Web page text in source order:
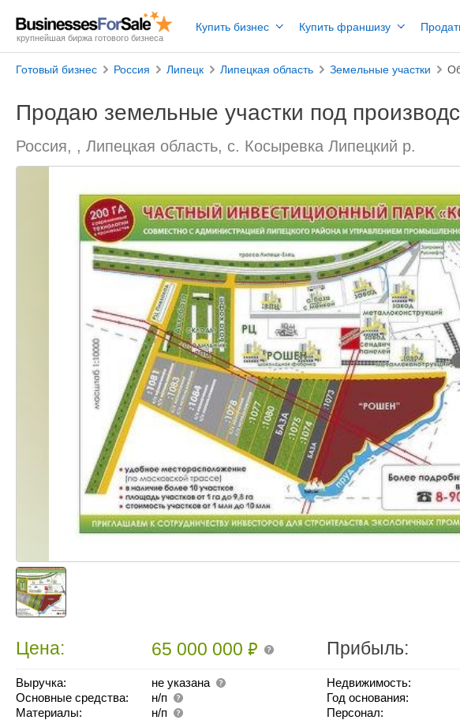
крупнейшая биржа готового бизнеса
Купить бизнес Купить франшизу
Готовый бизнес Россия Липецк Липецкая область Земельные участки
Продаю земельные участки под
Россия, , Липецкая область, с. Косыревка Липецкий р.
Цена: 65 000 000₽ Прибыль:
Выручка:
не указана
Основные средства:
н/п
Материалы:
н/п
Недвижимость:
Год основания:
Персонал: